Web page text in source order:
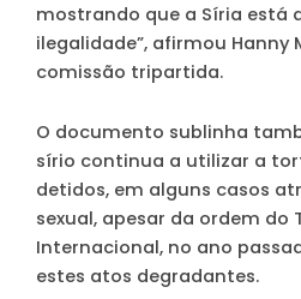
mostrando que a Síria está
ilegalidade”, afirmou Hanny
comissão tripartida.
O documento sublinha
sírio continua a utilizar a
detidos, em alguns casos
sexual, apesar da ordem do
Internacional, no ano
estes atos degradantes.